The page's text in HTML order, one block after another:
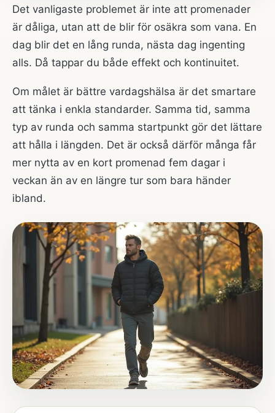
Det vanligaste problemet är inte att promenader
är dåliga, utan att de blir för osäkra som vana. En
dag blir det en lång runda, nästa dag ingenting
alls. Då tappar du både effekt och kontinuitet.
Om målet är bättre vardagshälsa är det smartare
att tänka i enkla standarder. Samma tid, samma
typ av runda och samma startpunkt gör det lättare
att hålla i längden. Det är också därför många får
mer nytta av en kort promenad fem dagar i
veckan än av en längre tur som bara händer
ibland.